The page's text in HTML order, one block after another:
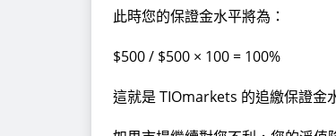
此時您的保證金水平將為：
$500 / $500 × 100 = 100%
這就是 TIOmarkets 的追繳保證金